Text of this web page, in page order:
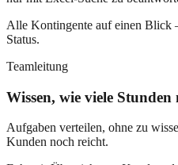
Alle Kontingente auf einen Blick
Status.
Teamleitung
Wissen, wie viele
Aufgaben verteilen, ohne zu
Kunden noch reicht.